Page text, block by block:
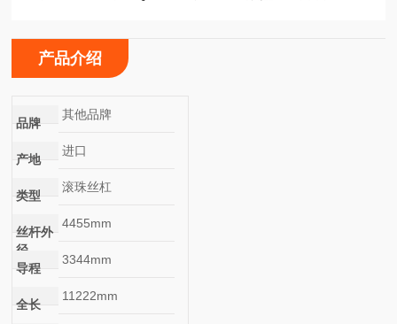
产品介绍
品牌
其他品牌
产地
进口
类型
滚珠丝杠
丝杆外
径
4455mm
导程
3344mm
全长
11222mm